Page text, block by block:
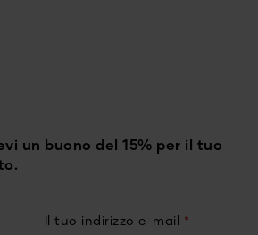
un buono del 15% per il tuo
Il tuo indirizzo e-mail *